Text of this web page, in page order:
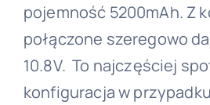
pojemność 5200mAh. Z
połączone szeregowo
10.8V. To najczęściej
konfiguracja w